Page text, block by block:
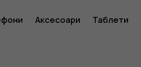
Аксесоари Таблети